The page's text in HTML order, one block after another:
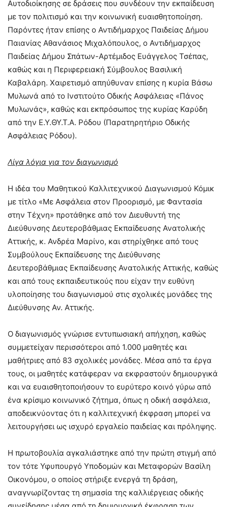
Αυτοδιοίκησης σε δράσεις που συνδέουν την εκπαίδευση
με τον πολιτισμό και την κοινωνική ευαισθητοποίηση.
Παρόντες ήταν επίσης ο Αντιδήμαρχος Παιδείας Δήμου
Παιανίας Αθανάσιος Μιχαλόπουλος, ο Αντιδήμαρχος
Παιδείας Δήμου Σπάτων-Αρτέμιδος Ευάγγελος Τσέπας,
καθώς και η Περιφερειακή Σύμβουλος Βασιλική
Καβαλάρη. Χαιρετισμό απηύθυναν επίσης η κυρία Βάσω
Μυλωνά από το Ινστιτούτο Οδικής Ασφάλειας «Πάνος
Μυλωνάς», καθώς και εκπρόσωπος της κυρίας Καρύδη
από την Ε.Υ.ΘΥ.Τ.Α. Ρόδου (Παρατηρητήριο Οδικής
Ασφάλειας Ρόδου).
Λίγα λόγια για τον διαγωνισμό
Η ιδέα του Μαθητικού Καλλιτεχνικού Διαγωνισμού Κόμικ
με τίτλο «Με Ασφάλεια στον Προορισμό, με Φαντασία
στην Τέχνη» προτάθηκε από τον Διευθυντή της
Διεύθυνσης Δευτεροβάθμιας Εκπαίδευσης Ανατολικής
Αττικής, κ. Ανδρέα Μαρίνο, και στηρίχθηκε από τους
Συμβούλους Εκπαίδευσης της Διεύθυνσης
Δευτεροβάθμιας Εκπαίδευσης Ανατολικής Αττικής, καθώς
και από τους εκπαιδευτικούς που είχαν την ευθύνη
υλοποίησης του διαγωνισμού στις σχολικές μονάδες της
Διεύθυνσης Αν. Αττικής.
Ο διαγωνισμός γνώρισε εντυπωσιακή απήχηση, καθώς
συμμετείχαν περισσότεροι από 1.000 μαθητές και
μαθήτριες από 83 σχολικές μονάδες. Μέσα από τα έργα
τους, οι μαθητές κατάφεραν να εκφραστούν δημιουργικά
και να ευαισθητοποιήσουν το ευρύτερο κοινό γύρω από
ένα κρίσιμο κοινωνικό ζήτημα, όπως η οδική ασφάλεια,
αποδεικνύοντας ότι η καλλιτεχνική έκφραση μπορεί να
λειτουργήσει ως ισχυρό εργαλείο παιδείας και πρόληψης.
Η πρωτοβουλία αγκαλιάστηκε από την πρώτη στιγμή από
τον τότε Υφυπουργό Υποδομών και Μεταφορών Βασίλη
Οικονόμου, ο οποίος στήριξε ενεργά τη δράση,
αναγνωρίζοντας τη σημασία της καλλιέργειας οδικής